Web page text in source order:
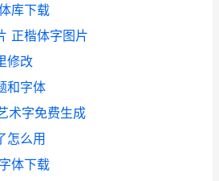
库下载
正楷体字图片
修改
和字体
术字免费生成
怎么用
体下载